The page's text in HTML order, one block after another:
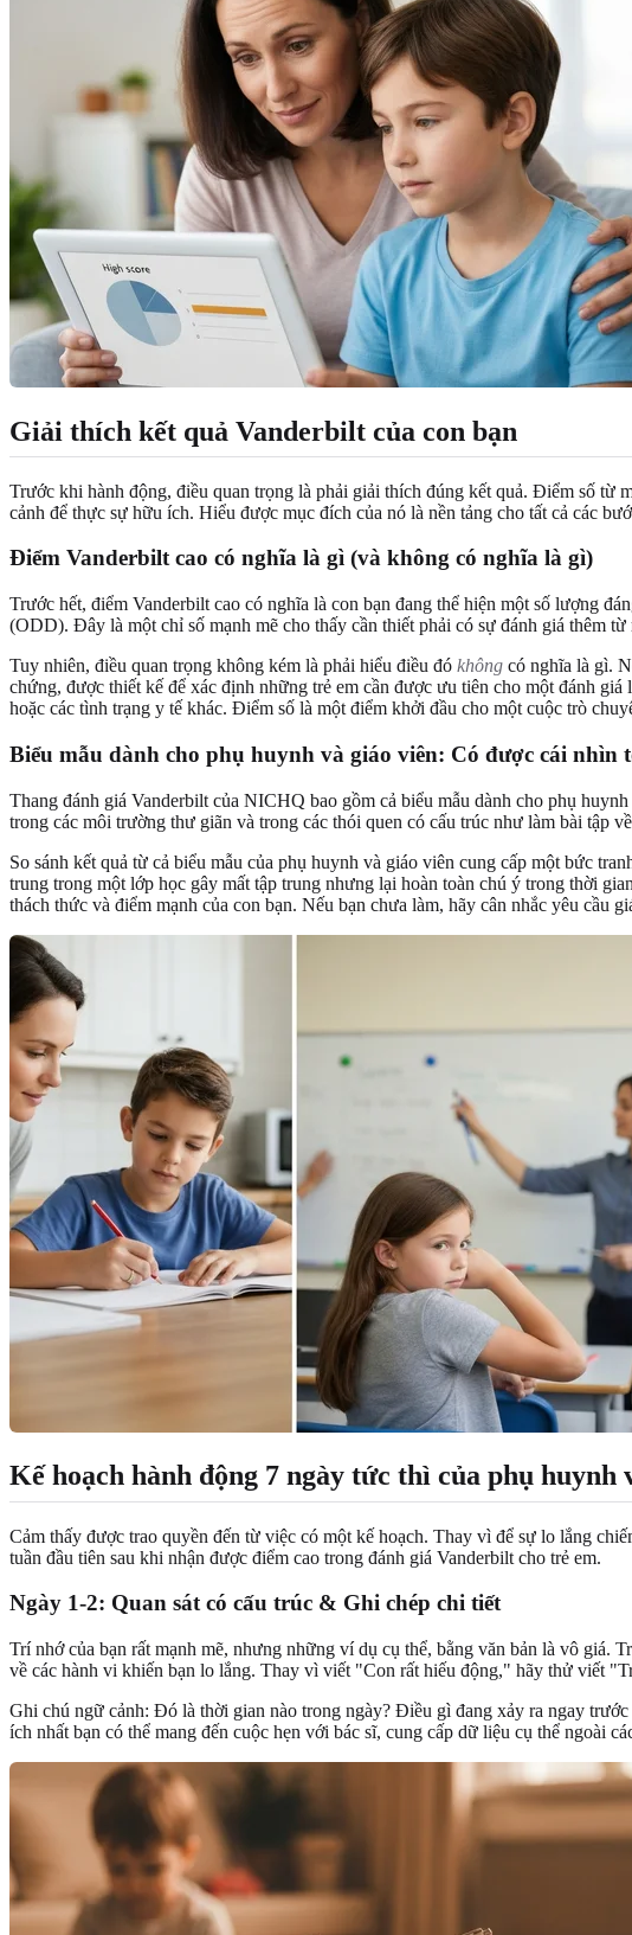
Giải thích kết quả Vanderbilt của con bạn
Trước khi hành động, điều quan trọng là phải giải thích đúng kết quả. Điểm số
cảnh để thực sự hữu ích. Hiểu được mục đích của nó là nền tảng cho tất cả các
Điểm Vanderbilt cao có nghĩa là gì (và không có nghĩa là gì)
Trước hết, điểm Vanderbilt cao có nghĩa là con bạn đang thể hiện một số lượng
(ODD). Đây là một chỉ số mạnh mẽ cho thấy cần thiết phải có sự đánh giá thêm
Tuy nhiên, điều quan trọng không kém là phải hiểu điều đó không có nghĩa là gì.
chứng, được thiết kế để xác định những trẻ em cần được ưu tiên cho một đánh
hoặc các tình trạng y tế khác. Điểm số là một điểm khởi đầu cho một cuộc trò
Biểu mẫu dành cho phụ huynh và giáo viên: Có được cái nhìn
Thang đánh giá Vanderbilt của NICHQ bao gồm cả biểu mẫu dành cho phụ
trong các môi trường thư giãn và trong các thói quen có cấu trúc như làm bài tập
So sánh kết quả từ cả biểu mẫu của phụ huynh và giáo viên cung cấp một bức
trung trong một lớp học gây mất tập trung nhưng lại hoàn toàn chú ý trong thời
thách thức và điểm mạnh của con bạn. Nếu bạn chưa làm, hãy cân nhắc yêu cầu
Kế hoạch hành động 7 ngày tức thì của phụ huynh
Cảm thấy được trao quyền đến từ việc có một kế hoạch. Thay vì để sự lo lắng
tuần đầu tiên sau khi nhận được điểm cao trong đánh giá Vanderbilt cho trẻ em.
Ngày 1-2: Quan sát có cấu trúc & Ghi chép chi tiết
Trí nhớ của bạn rất mạnh mẽ, nhưng những ví dụ cụ thể, bằng văn bản là vô giá.
về các hành vi khiến bạn lo lắng. Thay vì viết "Con rất hiếu động," hãy thử viết
Ghi chú ngữ cảnh: Đó là thời gian nào trong ngày? Điều gì đang xảy ra ngay
ích nhất bạn có thể mang đến cuộc hẹn với bác sĩ, cung cấp dữ liệu cụ thể ngoài